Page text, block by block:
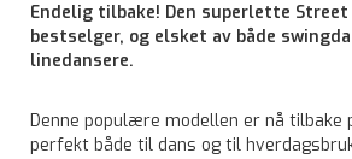
Endelig tilbake! Den superlette Street
bestselger, og elsket av både
linedansere.
Denne populære modellen er nå tilbake
perfekt både til dans og til